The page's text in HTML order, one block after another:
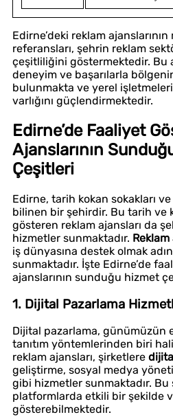
Edirne’deki reklam
referansları, şehrin reklam
çeşitliliğini göstermektedir. Bu
deneyim ve başarılarla
bulunmakta ve yerel
varlığını güçlendirmektedir.
Edirne’de Faaliyet
Ajanslarının
Çeşitleri
Edirne, tarih kokan sokakları
bilinen bir şehirdir. Bu tarih ve
gösteren reklam ajansları da
hizmetler sunmaktadır. Reklam
iş dünyasına destek olmak
sunmaktadır. İşte Edirne’de
ajanslarının sunduğu hizmet
1. Dijital Pazarlama
Dijital pazarlama, günümüzün
tanıtım yöntemlerinden biri
reklam ajansları, şirketlere
geliştirme, sosyal medya
gibi hizmetler sunmaktadır.
platformlarda etkili bir şekilde
gösterebilmektedir.